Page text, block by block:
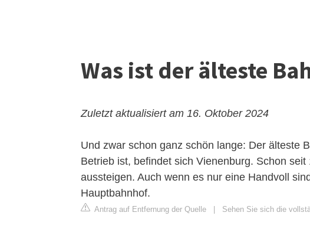
Was ist der älteste
Zuletzt aktualisiert am 16. Oktober 2024
Und zwar schon ganz schön lange: Der älteste
Betrieb ist, befindet sich Vienenburg. Schon
aussteigen. Auch wenn es nur eine Handvoll
Hauptbahnhof.
Antrag auf Entfernung der Quelle Sehen Sie sich die